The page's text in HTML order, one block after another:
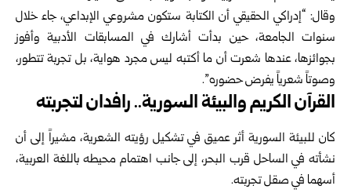
وقال: “إدراكي الحقيقي أن الكتابة ستكون مشروعي الإبداعي، جاء خلال
سنوات الجامعة، حين بدأت أشارك في المسابقات الأدبية وأفوز
بجوائزها، عندها شعرت أن ما أكتبه ليس مجرد هواية، بل تجربة تتطور،
وصوتاً شعرياً يفرض حضوره”.
القرآن الكريم والبيئة السورية.. رافدان لتجربته
كان للبيئة السورية أثر عميق في تشكيل رؤيته الشعرية، مشيراً إلى أن
نشأته في الساحل قرب البحر، إلى جانب اهتمام محيطه باللغة العربية،
أسهما في صقل تجربته.